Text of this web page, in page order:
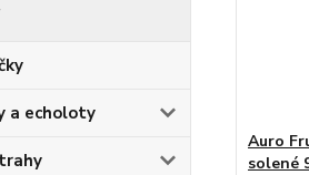
a echoloty
Auro
solené